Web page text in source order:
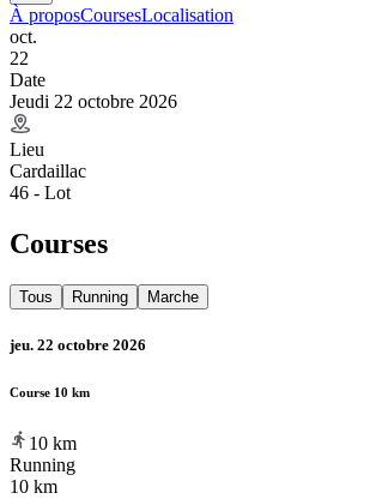
À proposCoursesLocalisation
oct.
22
Date
Jeudi 22 octobre 2026
Lieu
Cardaillac
46 - Lot
Courses
Tous Running Marche
jeu. 22 octobre 2026
Course 10 km
10 km
Running
10 km